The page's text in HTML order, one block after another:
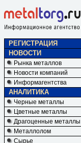
РЕГИСТРАЦИЯ
НОВОСТИ
Рынка металлов
Новости компаний
Информагентства
АНАЛИТИКА
Черные металлы
Цветные металлы
Драгоценные металлы
Металлолом
Сырье